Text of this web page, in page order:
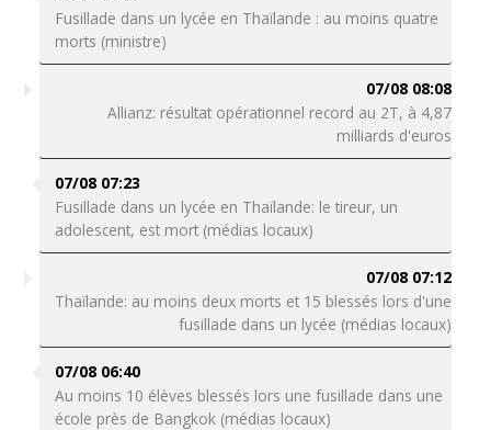
Fusillade dans un lycée en Thaïlande : au moins quatre
morts (ministre)
07/08 08:08
Allianz: résultat opérationnel record au 2T, à 4,87
milliards d'euros
07/08 07:23
Fusillade dans un lycée en Thaïlande: le tireur, un
adolescent, est mort (médias locaux)
07/08 07:12
Thaïlande: au moins deux morts et 15 blessés lors d'une
fusillade dans un lycée (médias locaux)
07/08 06:40
Au moins 10 élèves blessés lors une fusillade dans une
école près de Bangkok (médias locaux)